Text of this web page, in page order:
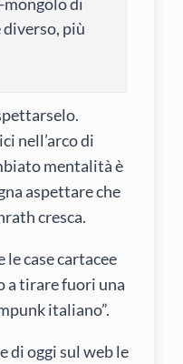
diverso, più
nell’arco di
mentalità è
aspettare che
cresca.
le case cartacee
a tirare fuori una
italiano”.
di oggi sul web le